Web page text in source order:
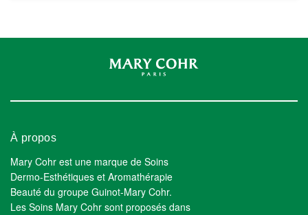
À propos
Mary Cohr est une marque de Soins
Dermo-Esthétiques et Aromathérapie
Beauté du groupe Guinot-Mary Cohr.
Les Soins Mary Cohr sont proposés dans